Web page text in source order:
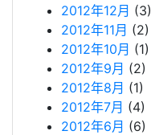
2012年12月 (3)
2012年11月 (2)
2012年10月 (1)
2012年9月 (2)
2012年8月 (1)
2012年7月 (4)
2012年6月 (6)